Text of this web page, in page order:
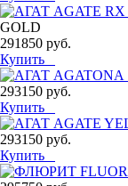
GOLD
291850 руб.
Купить
293150 руб.
Купить
293150 руб.
Купить